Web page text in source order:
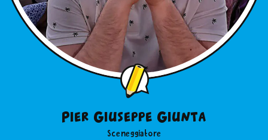
Pier Giuseppe Giunta
Sceneggiatore